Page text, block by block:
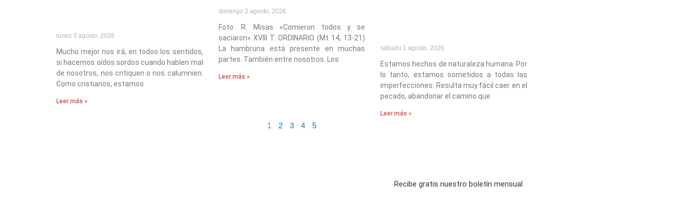
lunes 3 agosto, 2026
Mucho mejor nos irá, en todos los sentidos,
si hacemos oídos sordos cuando hablen mal
de nosotros, nos critiquen o nos calumnien.
Como cristianos, estamos
Leer más »
domingo 2 agosto, 2026
Foto: R. Misas «Comieron todos y se
saciaron» XVIII T. ORDINARIO (Mt 14, 13-21)
La hambruna está presente en muchas
partes. También entre nosotros. Los
Leer más »
sábado 1 agosto, 2026
Estamos hechos de naturaleza humana. Por
lo tanto, estamos sometidos a todas las
imperfecciones. Resulta muy fácil caer en el
pecado, abandonar el camino que
Leer más »
1 2 3 4 5
Recibe gratis nuestro boletín mensual